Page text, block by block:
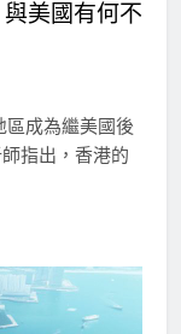
美國有何不
區成為繼美國後
指出，香港的